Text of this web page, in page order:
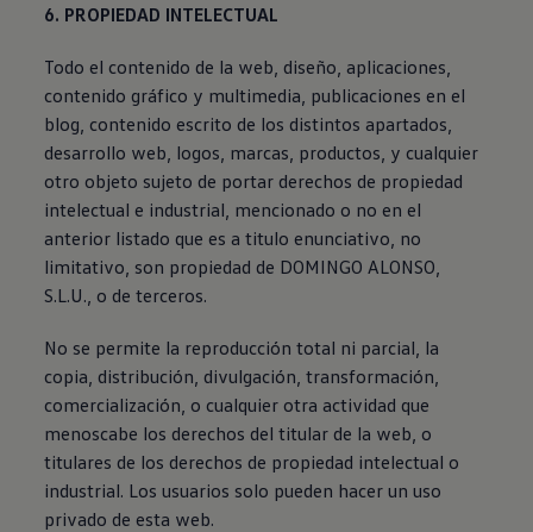
6. PROPIEDAD INTELECTUAL
Todo el contenido de la web, diseño, aplicaciones,
contenido gráfico y multimedia, publicaciones en el
blog, contenido escrito de los distintos apartados,
desarrollo web, logos, marcas, productos, y cualquier
otro objeto sujeto de portar derechos de propiedad
intelectual e industrial, mencionado o no en el
anterior listado que es a titulo enunciativo, no
limitativo, son propiedad de DOMINGO ALONSO,
S.L.U., o de terceros.
No se permite la reproducción total ni parcial, la
copia, distribución, divulgación, transformación,
comercialización, o cualquier otra actividad que
menoscabe los derechos del titular de la web, o
titulares de los derechos de propiedad intelectual o
industrial. Los usuarios solo pueden hacer un uso
privado de esta web.